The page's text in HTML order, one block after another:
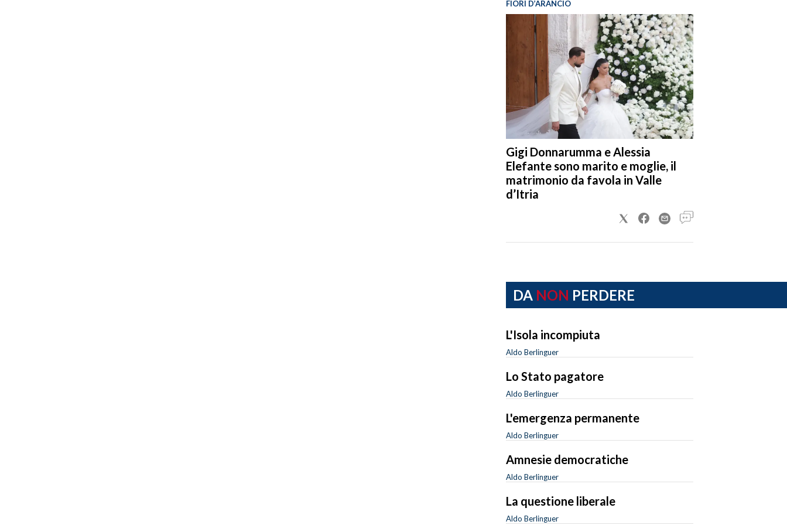
FIORI D’ARANCIO
Gigi Donnarumma e Alessia
Elefante sono marito e moglie, il
matrimonio da favola in Valle
d’Itria
DA NON PERDERE
L'Isola incompiuta
Aldo Berlinguer
Lo Stato pagatore
Aldo Berlinguer
L'emergenza permanente
Aldo Berlinguer
Amnesie democratiche
Aldo Berlinguer
La questione liberale
Aldo Berlinguer